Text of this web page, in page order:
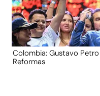
Colombia: Gustavo
Reformas